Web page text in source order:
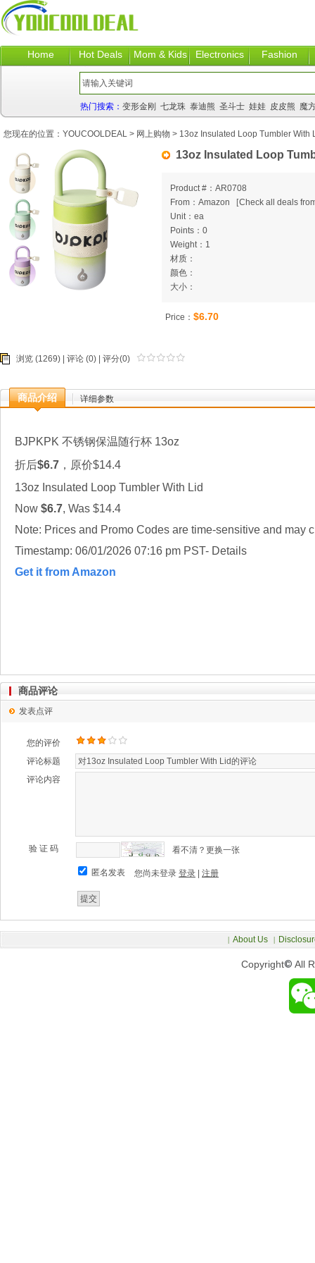
Home Hot Deals Mom & Kids Electronics Fashion
热门搜索： 变形金刚 七龙珠 泰迪熊 圣斗士 娃娃 皮皮熊 魔
13oz Insulated Loop
Product #：AR0708
From：Amazon
[Check all deals
Unit：ea
Points：0
Weight：1
材质：
颜色：
大小：
Price： $6.70
浏览 (1269) | 评论 (0) | 评分(0)
商品介绍 详细参数
BJPKPK 不锈钢保温随行杯 13oz
折后$6.7 ，原价$14.4
13oz Insulated Loop Tumbler With Lid
Now $6.7, Was $14.4
Note: Prices and Promo Codes are time-sensitive and may
Timestamp: 06/01/2026 07:16 pm PST- Details
Get it from Amazon
您现在的位置： YOUCOOLDEAL > 网上购物 > 13oz Insulated Loop Tumbler With
商品评论
发表点评
您的评价
评论标题
评论内容
验 证 码 看不清？更换一张
匿名发表 您尚未登录 登录 注册
Copyright© All
| About Us |